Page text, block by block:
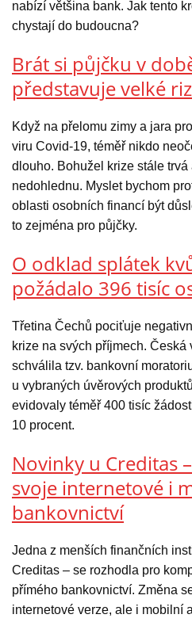
nabízí většina bank. Jak tento
chystají do budoucna?
Brát si půjčku v
představuje velké
Když na přelomu zimy a jara
viru Covid-19, téměř nikdo
dlouho. Bohužel krize stále
nedohlednu. Myslet bychom
oblasti osobních financí být
to zejména pro půjčky.
O odklad splátek
požádalo 396 tisíc
Třetina Čechů pociťuje
krize na svých příjmech. Česká
schválila tzv. bankovní
u vybraných úvěrových
evidovaly téměř 400 tisíc
10 procent.
Novinky u Creditas
svoje internetové i
bankovnictví
Jedna z menších finančních
Creditas – se rozhodla pro
přímého bankovnictví. Změna
internetové verze, ale i mobilní